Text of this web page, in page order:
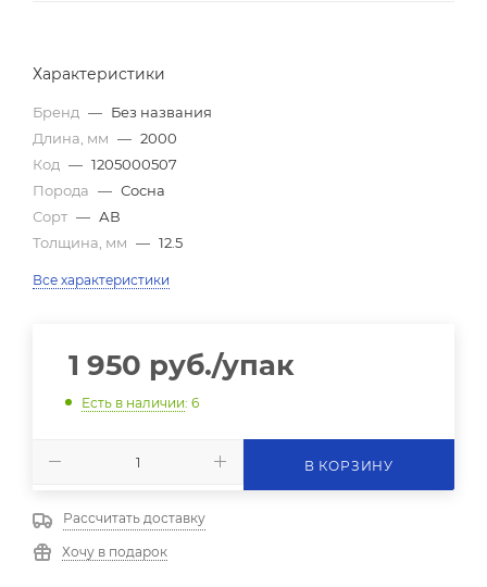
Характеристики
Бренд — Без названия
Длина, мм — 2000
Код — 1205000507
Порода — Сосна
Сорт — АВ
Толщина, мм — 12.5
Все характеристики
1 950 руб./упак
Есть в наличии: 6
В КОРЗИНУ
Рассчитать доставку
Хочу в подарок